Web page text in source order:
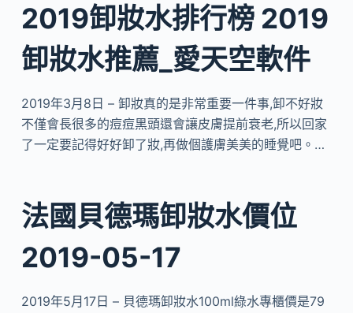
2019卸妝水排行榜 2019
卸妝水推薦_愛天空軟件
2019年3月8日 – 卸妝真的是非常重要一件事,卸不好妝
不僅會長很多的痘痘黑頭還會讓皮膚提前衰老,所以回家
了一定要記得好好卸了妝,再做個護膚美美的睡覺吧。…
法國貝德瑪卸妝水價位
2019-05-17
2019年5月17日 – 貝德瑪卸妝水100ml綠水專櫃價是79